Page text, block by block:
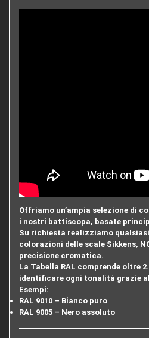
Offriamo un’ampia selezione di
i nostri battiscopa, basate
Su richiesta realizziamo
colorazioni delle scale Sikkens,
precisione cromatica.
La Tabella RAL comprende oltre
identificare ogni tonalità grazie
Esempi:
RAL 9010 – Bianco puro
RAL 9005 – Nero assoluto